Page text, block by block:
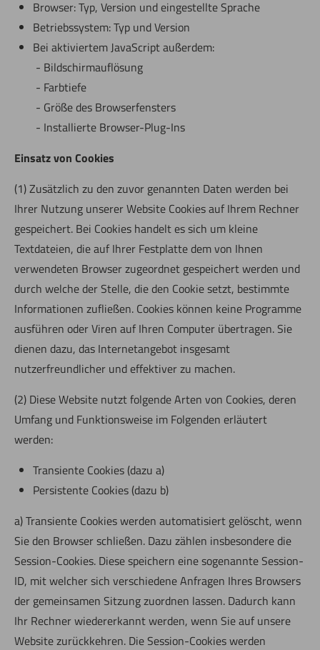
Browser: Typ, Version und eingestellte Sprache
Betriebssystem: Typ und Version
Bei aktiviertem JavaScript außerdem:
Bildschirmauflösung
Farbtiefe
Größe des Browserfensters
Installierte Browser-Plug-Ins
Einsatz von Cookies
(1) Zusätzlich zu den zuvor genannten Daten werden bei
Ihrer Nutzung unserer Website Cookies auf Ihrem Rechner
gespeichert. Bei Cookies handelt es sich um kleine
Textdateien, die auf Ihrer Festplatte dem von Ihnen
verwendeten Browser zugeordnet gespeichert werden und
durch welche der Stelle, die den Cookie setzt, bestimmte
Informationen zufließen. Cookies können keine Programme
ausführen oder Viren auf Ihren Computer übertragen. Sie
dienen dazu, das Internetangebot insgesamt
nutzerfreundlicher und effektiver zu machen.
(2) Diese Website nutzt folgende Arten von Cookies, deren
Umfang und Funktionsweise im Folgenden erläutert
werden:
Transiente Cookies (dazu a)
Persistente Cookies (dazu b)
a) Transiente Cookies werden automatisiert gelöscht, wenn
Sie den Browser schließen. Dazu zählen insbesondere die
Session-Cookies. Diese speichern eine sogenannte Session-
ID, mit welcher sich verschiedene Anfragen Ihres Browsers
der gemeinsamen Sitzung zuordnen lassen. Dadurch kann
Ihr Rechner wiedererkannt werden, wenn Sie auf unsere
Website zurückkehren. Die Session-Cookies werden